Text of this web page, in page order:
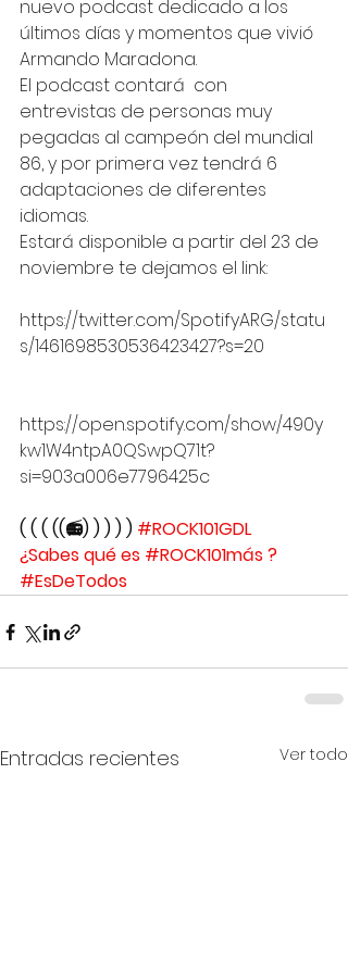
nuevo podcast dedicado a los
últimos días y momentos que vivió
Armando Maradona.
El podcast contará  con
entrevistas de personas muy
pegadas al campeón del mundial
86, y por primera vez tendrá 6
adaptaciones de diferentes
idiomas.
Estará disponible a partir del 23 de
noviembre te dejamos el link:
https://twitter.com/SpotifyARG/statu
s/1461698530536423427?s=20
https://open.spotify.com/show/490y
kw1W4ntpA0QSwpQ71t?
si=903a006e7796425c
( ( ( ((📻) ) ) ) ) #ROCK101GDL
¿Sabes qué es #ROCK101más ?
#EsDeTodos
Entradas recientes Ver todo